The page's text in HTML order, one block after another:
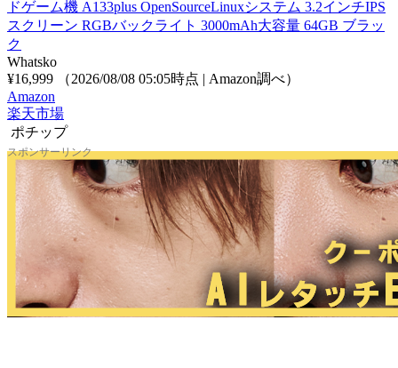
ドゲーム機 A133plus OpenSourceLinuxシステム 3.2インチIPS
スクリーン RGBバックライト 3000mAh大容量 64GB ブラッ
ク
Whatsko
¥16,999
（2026/08/08 05:05時点 | Amazon調べ）
Amazon
楽天市場
ポチップ